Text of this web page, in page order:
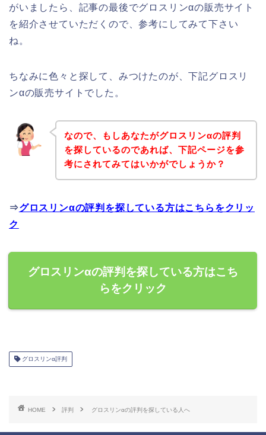
がいましたら、記事の最後でグロスリンαの販売サイト
を紹介させていただくので、参考にしてみて下さい
ね。
ちなみに色々と探して、みつけたのが、下記グロスリ
ンαの販売サイトでした。
なので、もしあなたがグロスリンαの評判
を探しているのであれば、下記ページを参
考にされてみてはいかがでしょうか？
⇒グロスリンαの評判を探している方はこちらをクリッ
ク
グロスリンαの評判を探している方はこち
らをクリック
グロスリンα評判
HOME 評判 グロスリンαの評判を探している人へ